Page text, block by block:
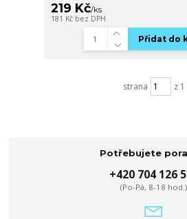
219 Kč/ks
181 Kč bez DPH
Přidat do
strana z 1
Potřebujete
+420 704 126
(Po-Pá, 8-18 hod.)